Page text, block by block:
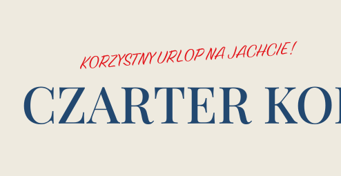
KORZYSTNY URLOP NA JACHCIE!
CZARTER